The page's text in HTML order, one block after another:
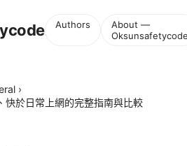
Authors
About —
›
快於日常上網的完整指南與比較